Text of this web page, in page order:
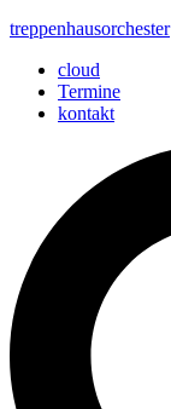
treppenhausorchester
cloud
Termine
kontakt